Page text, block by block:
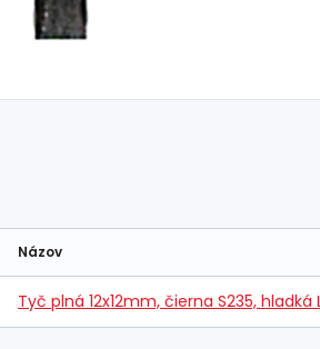
Názov
Tyč plná 12x12mm, čierna S235,